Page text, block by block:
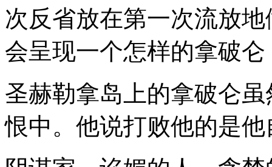
次反省放在第一次流放
会呈现一个怎样的拿破
圣赫勒拿岛上的拿破仑
恨中。他说打败他的是